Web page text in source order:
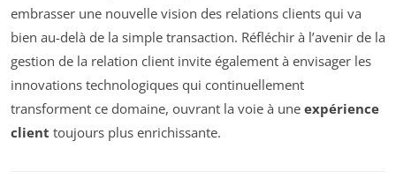
embrasser une nouvelle vision des relations clients qui va
bien au-delà de la simple transaction. Réfléchir à l’avenir de la
gestion de la relation client invite également à envisager les
innovations technologiques qui continuellement
transforment ce domaine, ouvrant la voie à une expérience
client toujours plus enrichissante.